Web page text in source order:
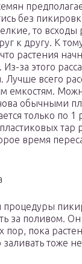
без
то всходы
к другу. К
растения
Из-за этого
Лучше всего
емкостям.
обычными
только по 1
тар
время
процедуры
за поливом.
пока
тоже не